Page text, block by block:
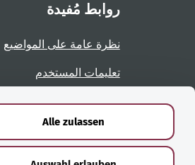
Alle zulassen
روابط مُفيدة
نظرة عامة على المواضيع
تعليمات المستخدم
نظرة عامة على الصفحات
الشهادات